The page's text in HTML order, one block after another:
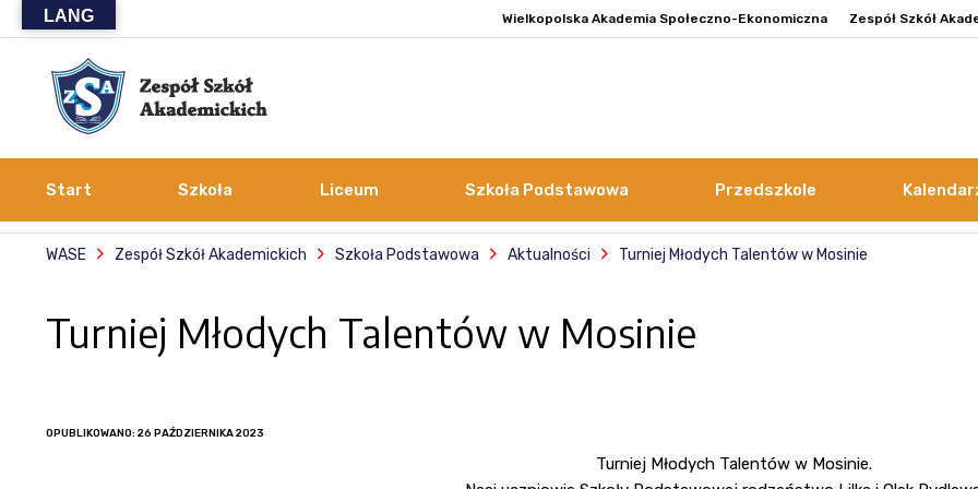
Wielkopolska Akademia Społeczno-Ekonomiczna Zespół Szkół
Start Szkoła Liceum Szkoła Podstawowa Przedszkole
WASE Zespół Szkół Akademickich Szkoła Podstawowa Aktualności Turniej Młodych Talentów w Mosinie
Turniej Młodych Talentów w Mosinie
OPUBLIKOWANO: 26 PAŹDZIERNIKA 2023
Turniej Młodych Talentów w Mosinie.
LANG